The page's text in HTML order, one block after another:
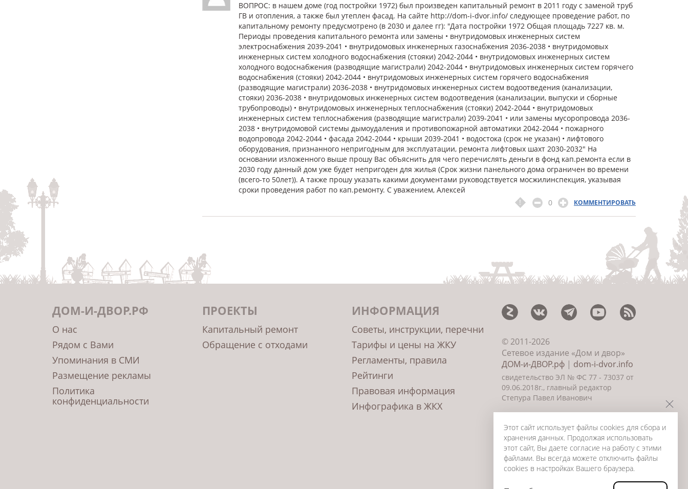
ВОПРОС: в нашем доме (год постройки 1972) был произведен капитальный ремонт в 2011 году с заменой труб
ГВ и отопления, а также был утеплен фасад. На сайте http://dom-i-dvor.info/ следующее проведение работ, по
капитальному ремонту предусмотрено (в 2030 и далее гг): "Дата постройки 1972 Общая площадь 7227 кв. м.
Периоды проведения капитального ремонта или замены • внутридомовых инженерных систем
электроснабжения 2039-2041 • внутридомовых инженерных газоснабжения 2036-2038 • внутридомовых
инженерных систем холодного водоснабжения (стояки) 2042-2044 • внутридомовых инженерных систем
холодного водоснабжения (разводящие магистрали) 2042-2044 • внутридомовых инженерных систем горячего
водоснабжения (стояки) 2042-2044 • внутридомовых инженерных систем горячего водоснабжения
(разводящие магистрали) 2036-2038 • внутридомовых инженерных систем водоотведения (канализации,
стояки) 2036-2038 • внутридомовых инженерных систем водоотведения (канализации, выпуски и сборные
трубопроводы) • внутридомовых инженерных теплоснабжения (стояки) 2042-2044 • внутридомовых
инженерных систем теплоснабжения (разводящие магистрали) 2039-2041 • или замены мусоропровода 2036-
2038 • внутридомовой системы дымоудаления и противопожарной автоматики 2042-2044 • пожарного
водопровода 2042-2044 • фасада 2042-2044 • крыши 2039-2041 • водостока (срок не указан) • лифтового
оборудования, признанного непригодным для эксплуатации, ремонта лифтовых шахт 2030-2032" На
основании изложенного выше прошу Вас объяснить для чего перечислять деньги в фонд кап.ремонта если в
2030 году данный дом уже будет непригоден для жилья (Срок жизни панельного дома ограничен во времени
(всего-то 50лет)). А также прошу указать какими документами руководствуется мосжилинспекция, указывая
сроки проведения работ по кап.ремонту. С уважением, Алексей
КОММЕНТИРОВАТЬ
0
ДОМ-И-ДВОР.РФ
О нас
Рядом с Вами
Упоминания в СМИ
Размещение рекламы
Политика
конфиденциальности
ПРОЕКТЫ
Капитальный ремонт
Обращение с отходами
ИНФОРМАЦИЯ
Советы, инструкции, перечни
Тарифы и цены на ЖКУ
Регламенты, правила
Рейтинги
Правовая информация
Инфографика в ЖКХ
© 2011-2026
Сетевое издание «Дом и двор»
ДОМ-и-ДВОР.рф| dom-i-dvor.info
свидетельство ЭЛ № ФС 77 - 73037 от
09.06.2018г., главный редактор
Степура Павел Иванович
«ИнфоДизайн» 2011—2026
Этот сайт использует файлы cookies для сбора и
хранения данных. Продолжая использовать
этот сайт, Вы даете согласие на работу с этими
файлами. Вы всегда можете отключить файлы
cookies в настройках Вашего браузера.